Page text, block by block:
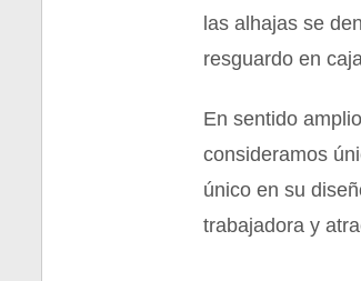
las alhajas se
resguardo en
En sentido
consideramos
único en su
trabajadora y